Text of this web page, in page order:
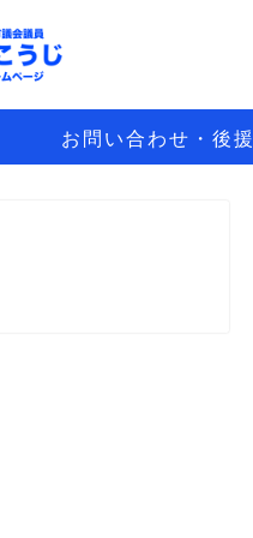
お問い合わせ・後